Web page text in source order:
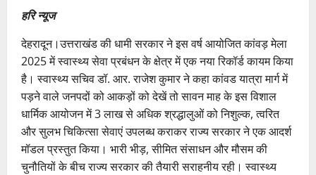
हरि न्यूज
देहरादून।उत्तराखंड की धामी सरकार ने इस वर्ष आयोजित कांवड़ मेला
2025 में स्वास्थ्य सेवा प्रबंधन के क्षेत्र में एक नया रिकॉर्ड कायम किया
है। स्वास्थ्य सचिव डॉ. आर. राजेश कुमार ने कहा कांवड यात्रा मार्ग में
पड़ने वाले जनपदों को आकड़ों को देखें तो सावन माह के इस विशाल
धार्मिक आयोजन में 3 लाख से अधिक श्रद्धालुओं को निशुल्क, त्वरित
और सुलभ चिकित्सा सेवाएं उपलब्ध कराकर राज्य सरकार ने एक आदर्श
मॉडल प्रस्तुत किया। भारी भीड़, सीमित संसाधन और मौसम की
चुनौतियों के बीच राज्य सरकार की तैयारी सराहनीय रही। स्वास्थ्य